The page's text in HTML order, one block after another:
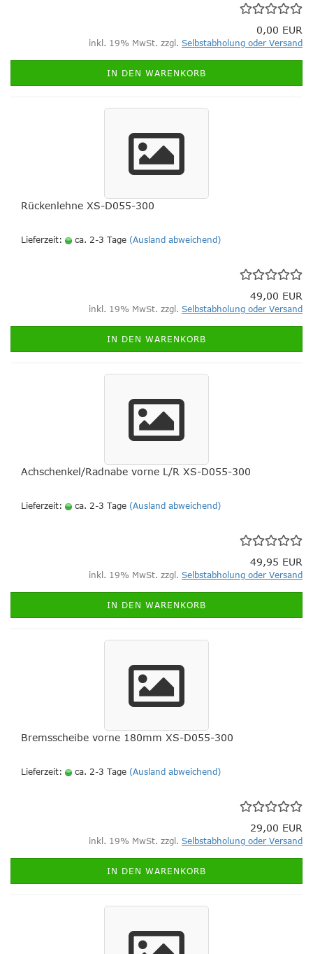
0,00 EUR
inkl. 19% MwSt. zzgl. Selbstabholung oder Versand
IN DEN WARENKORB
Rückenlehne XS-D055-300
Lieferzeit: ca. 2-3 Tage (Ausland abweichend)
49,00 EUR
inkl. 19% MwSt. zzgl. Selbstabholung oder Versand
IN DEN WARENKORB
Achschenkel/Radnabe vorne L/R XS-D055-300
Lieferzeit: ca. 2-3 Tage (Ausland abweichend)
49,95 EUR
inkl. 19% MwSt. zzgl. Selbstabholung oder Versand
IN DEN WARENKORB
Bremsscheibe vorne 180mm XS-D055-300
Lieferzeit: ca. 2-3 Tage (Ausland abweichend)
29,00 EUR
inkl. 19% MwSt. zzgl. Selbstabholung oder Versand
IN DEN WARENKORB